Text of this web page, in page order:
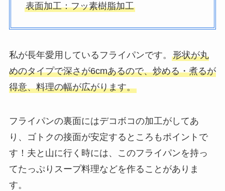
表面加工：フッ素樹脂加工
私が長年愛用しているフライパンです。 形状が丸
めのタイプで深さが6cmあるので、炒める・煮るが
得意、料理の幅が広がります。
フライパンの裏面にはデコボコの加工がしてあ
り、ゴトクの接面が安定するところもポイントで
す！夫と山に行く時には、このフライパンを持っ
てたっぷりスープ料理などを作ることがありま
す。